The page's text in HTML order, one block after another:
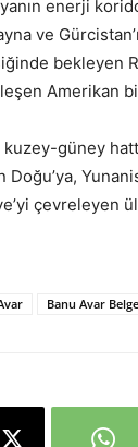
enerji
ve
bekleyen
Amerikan
kuzey-güney
Doğu’ya,
çevreleyen
Banu Avar